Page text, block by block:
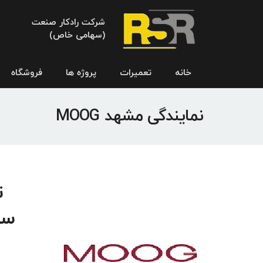
شرکت رادکار صنعت
(سهامی خاص)
خانه تعمیرات پروژه ها فروشگاه
نمایندگی مشهد MOOG